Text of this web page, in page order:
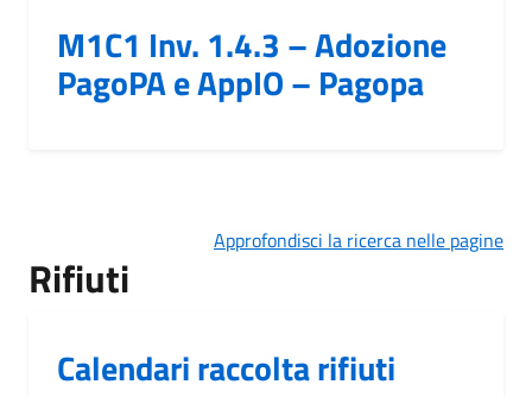
M1C1 Inv. 1.4.3 – Adozione
PagoPA e AppIO – Pagopa
Approfondisci la ricerca nelle pagine
Rifiuti
Calendari raccolta rifiuti